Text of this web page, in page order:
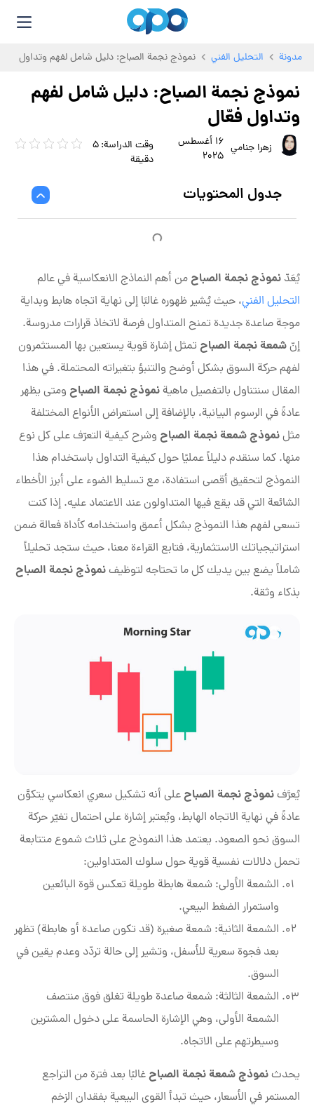
مدونة التحليل الفني
نموذج نجمة الصباح: دليل شامل لفهم وتداول
نموذج نجمة الصباح: دليل شامل لفهم
وتداول فعّال
زهرا جنامي
16 أغسطس
2025
جدول المحتويات
يُعَدّ نموذج نجمة الصباحمن أهم النماذج الانعكاسية في عالم
التحليل الفني، حيث يُشير ظهوره غالبًا إلى نهاية اتجاه هابط وبداية
موجة صاعدة جديدة تمنح المتداول فرصة لاتخاذ قرارات مدروسة.
إنّشمعة نجمة الصباحتمثل إشارة قوية يستعين بها المستثمرون
لفهم حركة السوق بشكل أوضح والتنبؤ بتغيراته المحتملة. في هذا
المقال سنتناول بالتفصيل ماهية نموذج نجمة الصباح ومتى يظهر
عادةً في الرسوم البيانية، بالإضافة إلى استعراض الأنواع المختلفة
مثلنموذج شمعة نجمة الصباح وشرح كيفية التعرّف على كل نوع
منها. كما سنقدم دليلاً عمليًا حول كيفية التداول باستخدام هذا
النموذج لتحقيق أقصى استفادة، مع تسليط الضوء على أبرز الأخطاء
الشائعة التي قد يقع فيها المتداولون عند الاعتماد عليه. إذا كنت
تسعى لفهم هذا النموذج بشكل أعمق واستخدامه كأداة فعالة ضمن
استراتيجياتك الاستثمارية، فتابع القراءة معنا، حيث ستجد تحليلاً
شاملاً يضع بين يديك كل ما تحتاجه لتوظيفنموذج نجمة الصباح
بذكاء وثقة.
يُعرَّفنموذج نجمة الصباحعلى أنه تشكيل سعري انعكاسي يتكوَّن
عادةً في نهاية الاتجاه الهابط، ويُعتبر إشارة على احتمال تغيّر حركة
السوق نحو الصعود. يعتمد هذا النموذج على ثلاث شموع متتابعة
تحمل دلالات نفسية قوية حول سلوك المتداولين:
الشمعة الأولى: شمعة هابطة طويلة تعكس قوة البائعين
واستمرار الضغط البيعي.
الشمعة الثانية: شمعة صغيرة (قد تكون صاعدة أو هابطة) تظهر
بعد فجوة سعرية للأسفل، وتشير إلى حالة تردّد وعدم يقين في
السوق.
الشمعة الثالثة: شمعة صاعدة طويلة تغلق فوق منتصف
الشمعة الأولى، وهي الإشارة الحاسمة على دخول المشترين
وسيطرتهم على الاتجاه.
يحدثنموذج شمعة نجمة الصباحغالبًا بعد فترة من التراجع
المستمر في الأسعار، حيث تبدأ القوى البيعية بفقدان الزخم